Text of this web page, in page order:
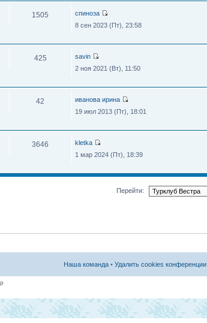
1505
спиноза
8 сен 2023 (Пт), 23:58
425
savin
2 ноя 2021 (Вт), 11:50
42
иванова ирина
19 июл 2013 (Пт), 18:01
3646
kletka
1 мар 2024 (Пт), 18:39
Перейти:
Наша команда • Удалить cookies конференции